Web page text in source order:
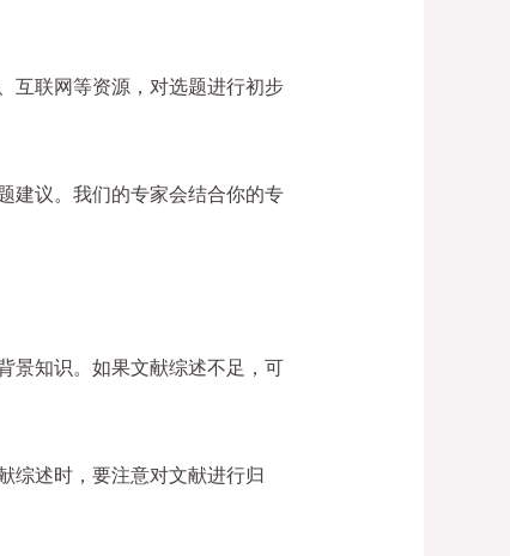
互联网等资源，对选题进行初步
建议。我们的专家会结合你的专
景知识。如果文献综述不足，可
综述时，要注意对文献进行归